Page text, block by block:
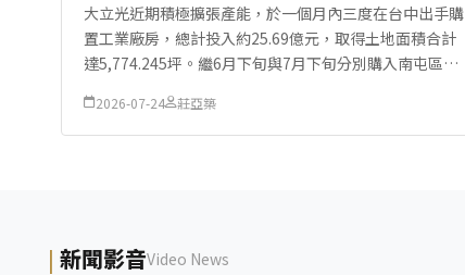
大立光近期積極擴張產能，於一個月內三度在台中出手購
置工業廠房，總計投入約25.69億元，取得土地面積合計
達5,774.245坪。繼6月下旬與7月下旬分別購入南屯區廠
地與建物。由於中部工業...
2026-07-24 莊亞築
新聞影音Video News